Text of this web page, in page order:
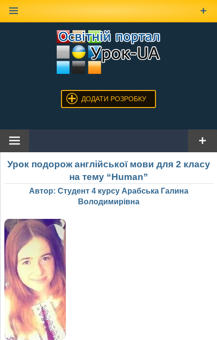
ДОДАТИ РОЗРОБКУ
Урок подорож англійської мови для 2 класу
на тему “Human”
Автор: Студент 4 курсу Арабська Галина
Володимирівна